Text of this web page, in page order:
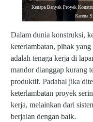
Kenapa Banyak Proyek
Karena
Dalam dunia konstruksi,
keterlambatan, pihak
adalah tenaga kerja di
mandor dianggap kurang
produktif. Padahal jika
keterlambatan proyek
kerja, melainkan dari
berjalan dengan baik.